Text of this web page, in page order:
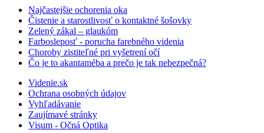
Najčastejšie ochorenia oka
Čistenie a starostlivosť o kontaktné šošovky
Zelený zákal – glaukóm
Farbosleposť - porucha farebného videnia
Choroby zistiteľné pri vyšetrení očí
Čo je to akantaméba a prečo je tak nebezpečná?
Videnie.sk
Ochrana osobných údajov
Vyhľadávanie
Zaujímavé stránky
Visum - Očná Optika